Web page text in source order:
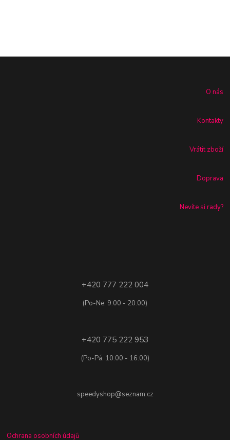
O nás
Kontakty
Vrátit zboží
Doprava
Nevíte si rady?
+420 777 222 004
(Po-Ne: 9:00 - 20:00)
+420 775 222 953
(Po-Pá: 10:00 - 16:00)
speedyshop@seznam.cz
Ochrana osobních údajů